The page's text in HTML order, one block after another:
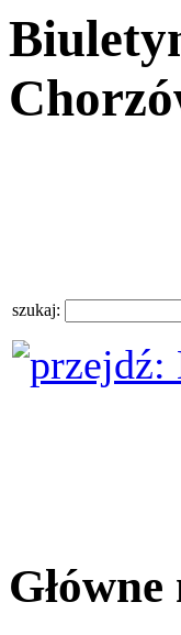
szukaj: